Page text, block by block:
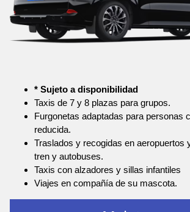
* Sujeto a disponibilidad
Taxis de 7 y 8 plazas para grupos.
Furgonetas adaptadas para personas
reducida.
Traslados y recogidas en aeropuertos
tren y autobuses.
Taxis con alzadores y sillas infantiles
Viajes en compañía de su mascota.